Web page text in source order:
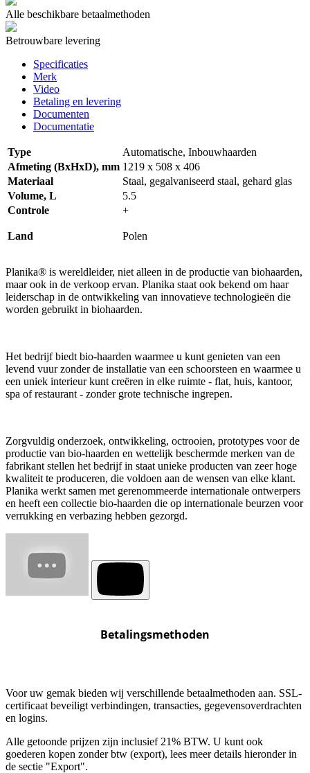
Alle beschikbare betaalmethoden
Betrouwbare levering
Specificaties
Merk
Video
Betaling en levering
Documenten
Documentatie
Type
Automatische, Inbouwhaarden
Afmeting (BxHxD), mm 1219 x 508 x 406
Materiaal
Staal, gegalvaniseerd staal, gehard glas
Volume, L
5.5
Controle
+
Land Polen
Planika® is wereldleider, niet alleen in de productie van biohaarden,
maar ook in de verkoop ervan. Planika staat ook bekend om haar
leiderschap in de ontwikkeling van innovatieve technologieën die
worden gebruikt in biohaarden.
Het bedrijf biedt bio-haarden waarmee u kunt genieten van een
levend vuur zonder de installatie van een schoorsteen en waarmee u
een uniek interieur kunt creëren in elke ruimte - flat, huis, kantoor,
spa of restaurant - zonder grote technische ingrepen.
Zorgvuldig onderzoek, ontwikkeling, octrooien, prototypes voor de
productie van bio-haarden en wettelijk beschermde merken van de
fabrikant stellen het bedrijf in staat unieke producten van zeer hoge
kwaliteit te produceren, die voldoen aan de wensen van elke klant.
Planika werkt samen met gerenommeerde internationale ontwerpers
en heeft een collectie bio-haarden die op internationale beurzen voor
verrukking en verbazing hebben gezorgd.
Betalingsmethoden
Voor uw gemak bieden wij verschillende betaalmethoden aan. SSL-
certificaat beveiligt verbindingen, transacties, gegevensoverdrachten
en logins.
Alle getoonde prijzen zijn inclusief 21% BTW. U kunt ook
goederen kopen zonder btw (export), lees meer details hieronder in
de sectie "Export".